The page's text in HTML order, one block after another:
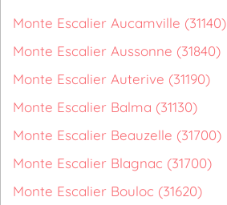
Monte Escalier Aucamville (31140)
Monte Escalier Aussonne (31840)
Monte Escalier Auterive (31190)
Monte Escalier Balma (31130)
Monte Escalier Beauzelle (31700)
Monte Escalier Blagnac (31700)
Monte Escalier Bouloc (31620)